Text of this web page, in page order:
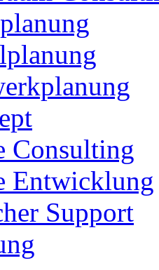
Consulting
Entwicklung
Support